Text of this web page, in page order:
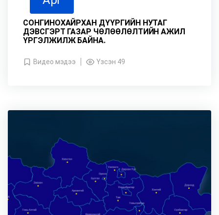
СОНГИНОХАЙРХАН ДҮҮРГИЙН НУТАГ
ДЭВСГЭРТ ГАЗАР ЧӨЛӨӨЛӨЛТИЙН АЖИЛ
ҮРГЭЛЖИЛЖ БАЙНА.
Видео мэдээ Үзсэн 49